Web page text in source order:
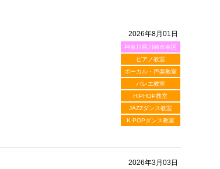
2026年8月01日
神奈川県川崎市幸区
ピアノ教室
ボーカル・声楽教室
バレエ教室
HIPHOP教室
JAZZダンス教室
K-POPダンス教室
2026年3月03日